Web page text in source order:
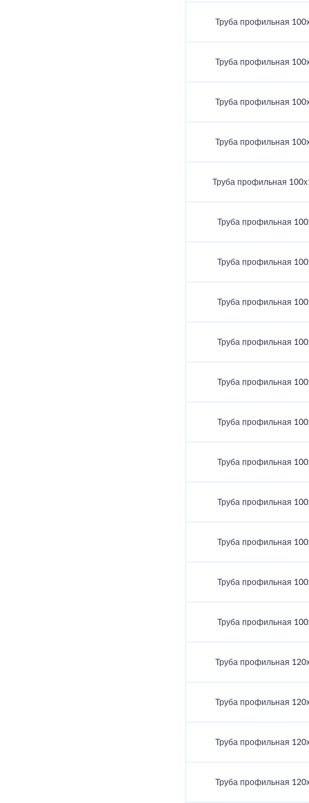
Труба профильная
Труба профильная
Труба профильная
Труба профильная
Труба профильная
Труба профильная
Труба профильная
Труба профильная
Труба профильная
Труба профильная
Труба профильная
Труба профильная
Труба профильная
Труба профильная
Труба профильная
Труба профильная
Труба профильная
Труба профильная
Труба профильная
Труба профильная